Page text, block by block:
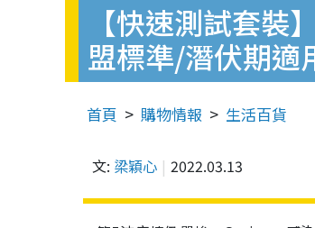
【快速測試套
盟標準/潛伏期適
首頁 購物情報 生活百貨
文: 梁穎心 2022.03.13